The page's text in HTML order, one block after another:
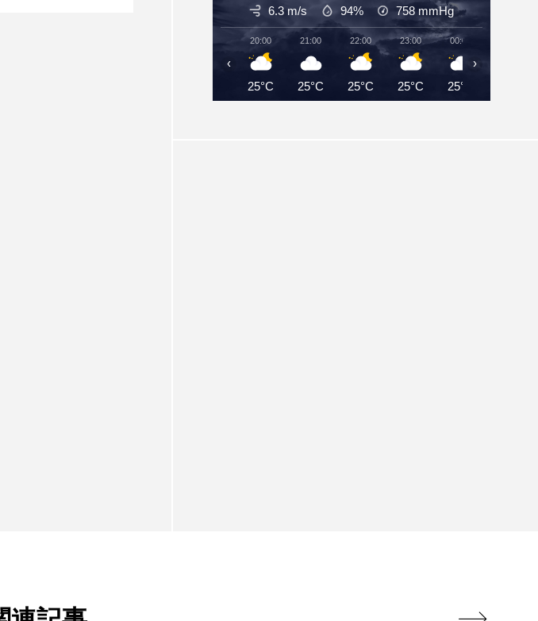
6.3 m/s 94% 758 mmHg
20:00
25°C
21:00
25°C
22:00
25°C
23:00
25°C
00:00
25°C
‹ ›